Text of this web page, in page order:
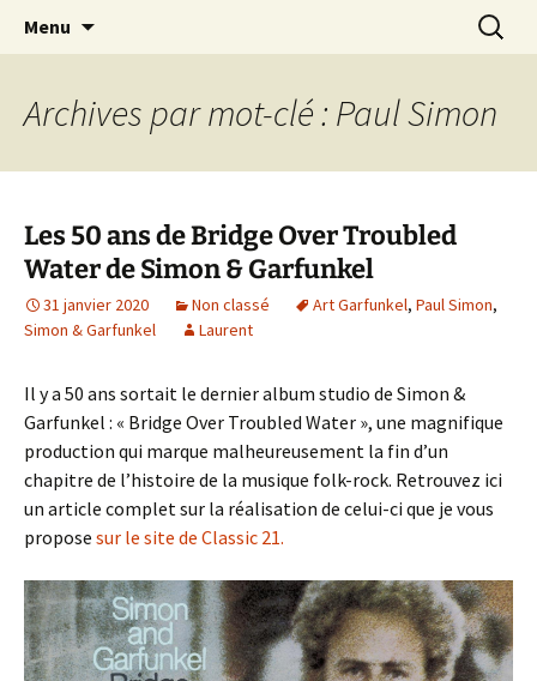
Laurent Rieppi
Journaliste musical · Historien du rock ·
Conférencier
Menu
Archives par mot-clé : Paul Simon
Les 50 ans de Bridge Over Troubled
Water de Simon & Garfunkel
31 janvier 2020 Non classé Art Garfunkel, Paul Simon,
Simon & Garfunkel
Laurent
Il y a 50 ans sortait le dernier album studio de Simon &
Garfunkel : « Bridge Over Troubled Water », une magnifique
production qui marque malheureusement la fin d’un
chapitre de l’histoire de la musique folk-rock. Retrouvez ici
un article complet sur la réalisation de celui-ci que je vous
propose sur le site de Classic 21.